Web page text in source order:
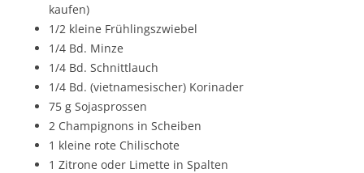
kaufen)
1/2 kleine Frühlingszwiebel
1/4 Bd. Minze
1/4 Bd. Schnittlauch
1/4 Bd. (vietnamesischer) Korinader
75 g Sojasprossen
2 Champignons in Scheiben
1 kleine rote Chilischote
1 Zitrone oder Limette in Spalten